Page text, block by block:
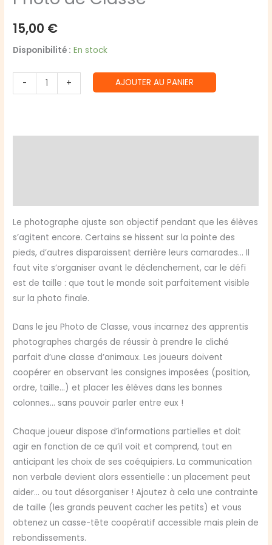
15,00 €
Disponibilité : En stock
-
quantité
de
+ AJOUTER AU PANIER
Le photographe ajuste son objectif pendant que les élèves
s’agitent encore. Certains se hissent sur la pointe des
pieds, d’autres disparaissent derrière leurs camarades… Il
faut vite s’organiser avant le déclenchement, car le défi
est de taille : que tout le monde soit parfaitement visible
sur la photo finale.
Dans le jeu Photo de Classe, vous incarnez des apprentis
photographes chargés de réussir à prendre le cliché
parfait d’une classe d’animaux. Les joueurs doivent
coopérer en observant les consignes imposées (position,
ordre, taille…) et placer les élèves dans les bonnes
colonnes… sans pouvoir parler entre eux !
Chaque joueur dispose d’informations partielles et doit
agir en fonction de ce qu’il voit et comprend, tout en
anticipant les choix de ses coéquipiers. La communication
non verbale devient alors essentielle : un placement peut
aider… ou tout désorganiser ! Ajoutez à cela une contrainte
de taille (les grands peuvent cacher les petits) et vous
obtenez un casse-tête coopératif accessible mais plein de
rebondissements.